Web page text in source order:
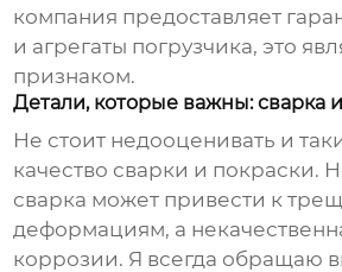
компания предоставляет
и агрегаты погрузчика, это
признаком.
Детали, которые важны: сварка
Не стоит недооценивать и
качество сварки и покраски.
сварка может привести к
деформациям, а
коррозии. Я всегда обращаю